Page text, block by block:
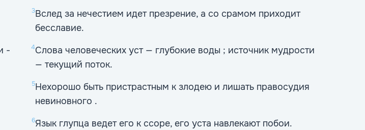
3Вслед за нечестием идет презрение, а со срамом приходит
бесславие.
-
4Слова человеческих уст — глубокие воды ; источник мудрости
— текущий поток.
5Нехорошо быть пристрастным к злодею и лишать правосудия
невиновного .
6Язык глупца ведет его к ссоре, его уста навлекают побои.